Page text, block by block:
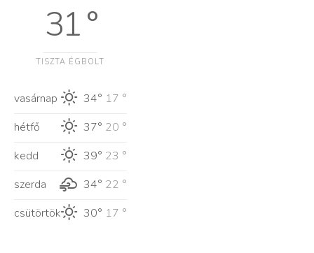
31 °
TISZTA ÉGBOLT
vasárnap 34° 17 °
hétfő
37° 20 °
kedd
39° 23 °
szerda
34° 22 °
csütörtök
30° 17 °